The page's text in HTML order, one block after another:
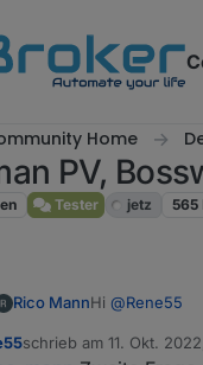
Home
PV,
Tester jetz 565
Rico MannHi @Rene55
Vielen Dank
schrieb am 11. Okt.
zuletzt editiert von